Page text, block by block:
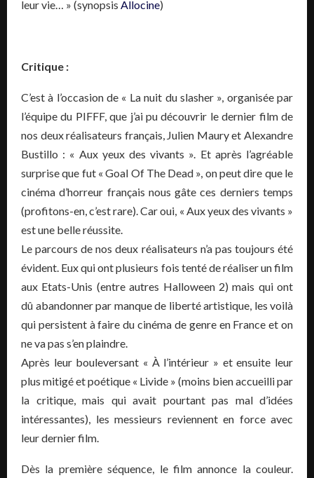
leur vie… » (synopsis Allocine)
Critique :
C’est à l’occasion de « La nuit du slasher », organisée par
l’équipe du PIFFF, que j’ai pu découvrir le dernier film de
nos deux réalisateurs français, Julien Maury et Alexandre
Bustillo : « Aux yeux des vivants ». Et après l’agréable
surprise que fut « Goal Of The Dead », on peut dire que le
cinéma d’horreur français nous gâte ces derniers temps
(profitons-en, c’est rare). Car oui, « Aux yeux des vivants »
est une belle réussite.
Le parcours de nos deux réalisateurs n’a pas toujours été
évident. Eux qui ont plusieurs fois tenté de réaliser un film
aux Etats-Unis (entre autres Halloween 2) mais qui ont
dû abandonner par manque de liberté artistique, les voilà
qui persistent à faire du cinéma de genre en France et on
ne va pas s’en plaindre.
Après leur bouleversant « À l’intérieur » et ensuite leur
plus mitigé et poétique « Livide » (moins bien accueilli par
la critique, mais qui avait pourtant pas mal d’idées
intéressantes), les messieurs reviennent en force avec
leur dernier film.
Dès la première séquence, le film annonce la couleur.